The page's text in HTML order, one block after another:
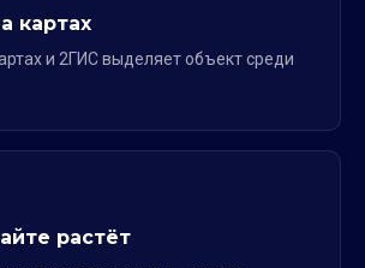
картах
и 2ГИС выделяет объект среди
растёт